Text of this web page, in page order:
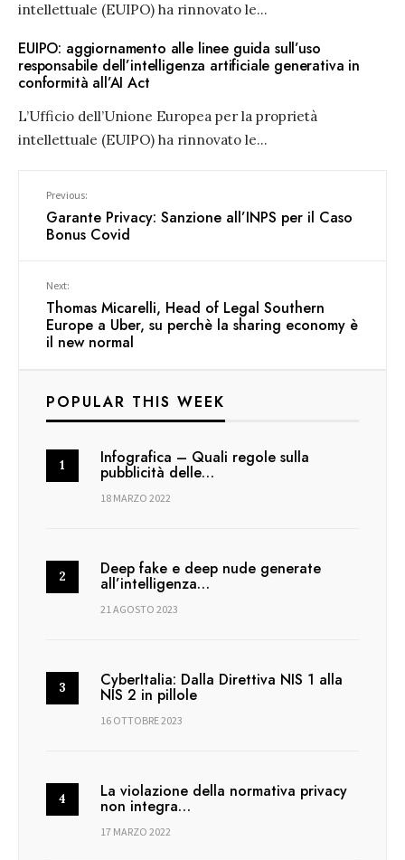
intellettuale (EUIPO) ha rinnovato le...
EUIPO: aggiornamento alle linee guida sull’uso
responsabile dell’intelligenza artificiale generativa in
conformità all’AI Act
L’Ufficio dell’Unione Europea per la proprietà
intellettuale (EUIPO) ha rinnovato le...
Previous:
Garante Privacy: Sanzione all’INPS per il Caso
Bonus Covid
Next:
Thomas Micarelli, Head of Legal Southern
Europe a Uber, su perchè la sharing economy è
il new normal
POPULAR THIS WEEK
Infografica – Quali regole sulla
pubblicità delle…
18 MARZO 2022
Deep fake e deep nude generate
all’intelligenza…
21 AGOSTO 2023
CyberItalia: Dalla Direttiva NIS 1 alla
NIS 2 in pillole
16 OTTOBRE 2023
La violazione della normativa privacy
non integra…
17 MARZO 2022